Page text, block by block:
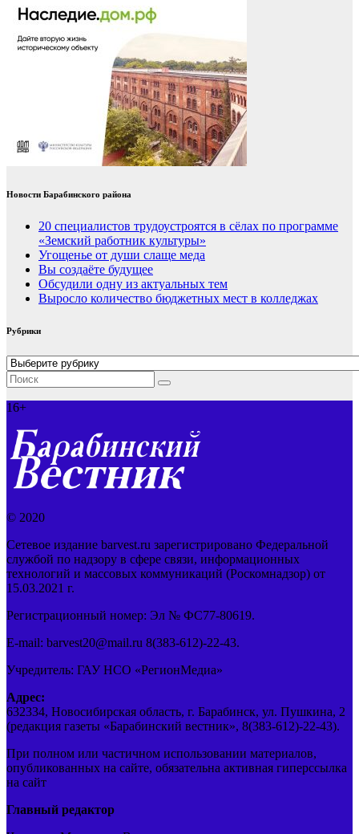
Новости Барабинского района
20 специалистов трудоустроятся в сёлах по программе
«Земский работник культуры»
Угощенье от души слаще меда
Вы создаёте будущее
Обсудили одну из актуальных тем
Выросло количество бюджетных мест в колледжах
Рубрики
Рубрики
16+
© 2020
Сетевое издание barvest.ru зарегистрировано Федеральной
службой по надзору в сфере связи, информационных
технологий и массовых коммуникаций (Роскомнадзор) от
15.03.2021 г.
Регистрационный номер: Эл № ФС77-80619.
E-mail: barvest20@mail.ru 8(383-612)-22-43.
Учредитель: ГАУ НСО «РегионМедиа»
Адрес:
632334, Новосибирская область, г. Барабинск, ул. Пушкина, 2
(редакция газеты «Барабинский вестник», 8(383-612)-22-43).
При полном или частичном использовании материалов,
опубликованных на сайте, обязательна активная гиперссылка
на сайт
Главный редактор